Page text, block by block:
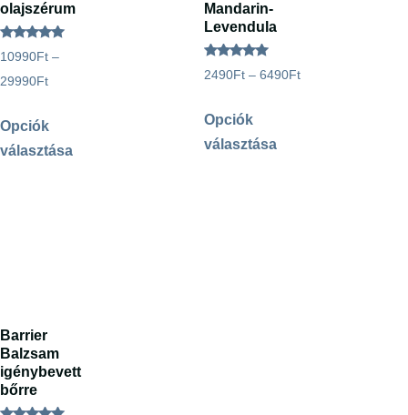
olajszérum
Értékelés:
4.93
10990Ft –
29990Ft
Opciók
választása
Mandarin-
Levendula
Értékelés:
5.00
2490Ft – 6490Ft
Opciók
választása
Barrier
Balzsam
igénybevett
bőrre